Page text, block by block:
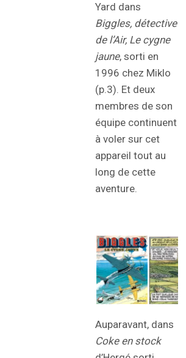
Yard dans
Biggles, détective
de l’Air, Le cygne
jaune, sorti en
1996 chez Miklo
(p.3). Et deux
membres de son
équipe continuent
à voler sur cet
appareil tout au
long de cette
aventure.
Auparavant, dans
Coke en stock